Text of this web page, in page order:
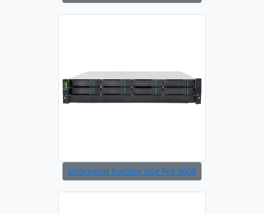
Infortrend EonStor GSe Pro 3008